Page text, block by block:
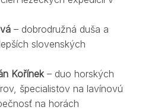
– dobrodružná duša a
slovenských
Kořínek– duo horských
špecialistov na lavínovú
na horách